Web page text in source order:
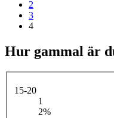
2
3
4
Hur gammal är
15-20
1
2%